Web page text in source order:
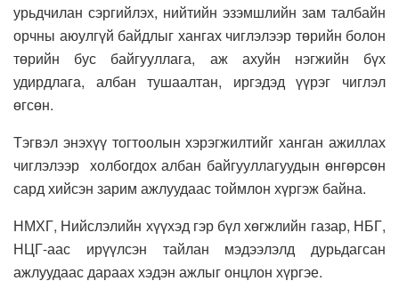
урьдчилан сэргийлэх, нийтийн эзэмшлийн зам талбайн
орчны аюулгүй байдлыг хангах чиглэлээр төрийн болон
төрийн бус байгууллага, аж ахуйн нэгжийн бүх
удирдлага, албан тушаалтан, иргэдэд үүрэг чиглэл
өгсөн.
Тэгвэл энэхүү тогтоолын хэрэгжилтийг ханган ажиллах
чиглэлээр холбогдох албан байгууллагуудын өнгөрсөн
сард хийсэн зарим ажлуудаас тоймлон хүргэж байна.
НМХГ, Нийслэлийн хүүхэд гэр бүл хөгжлийн газар, НБГ,
НЦГ-аас ирүүлсэн тайлан мэдээлэлд дурьдагсан
ажлуудаас дараах хэдэн ажлыг онцлон хүргэе.